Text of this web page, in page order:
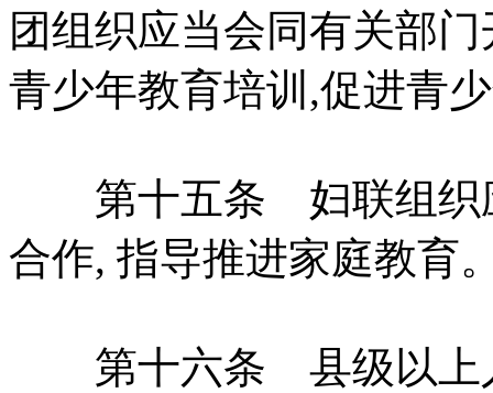
团组织应当会同有关部
青少年教育培训,促进青
第十五条 妇联组织应
合作, 指导推进家庭教育
第十六条 县级以上人